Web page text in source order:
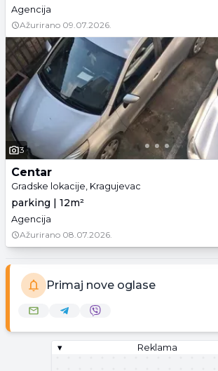
Agencija
Ažurirano 09.07.2026.
3
Centar
Gradske lokacije, Kragujevac
parking | 12m²
Agencija
Ažurirano 08.07.2026.
Primaj nove oglase
▾ Reklama